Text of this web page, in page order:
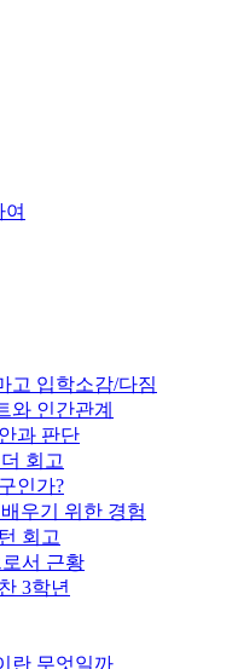
고 입학소감/다짐
와 인간관계
과 판단
회고
인가?
우기 위한 경험
회고
로서 근황
3학년
란 무엇일까